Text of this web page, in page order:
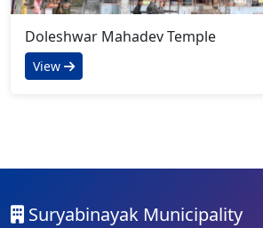
Doleshwar Mahadev Temple
View
Suryabinayak Municipality